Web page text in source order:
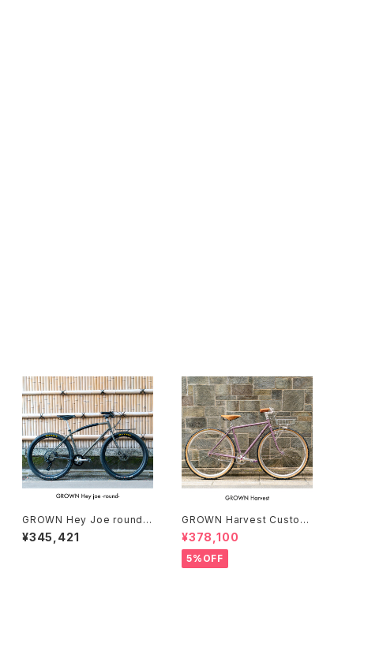
GROWN Hey Joe round
Custom complete bike（1
65-175cm）
¥345,421
GROWN Harvest Custom
complete bike（154-168c
m）
¥378,100
5%OFF